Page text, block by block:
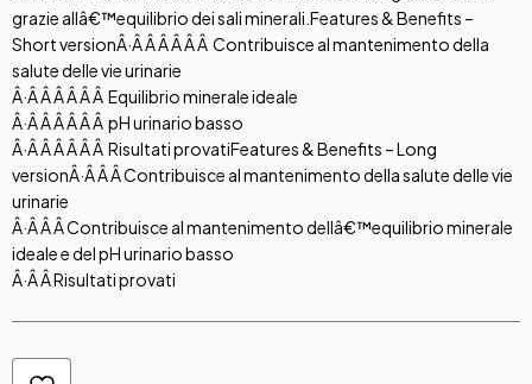
grazie allâ€™equilibrio dei sali minerali. Features & Benefits –
Short versionÂ·Â Â Â Â Â Â Contribuisce al mantenimento della
salute delle vie urinarie
Â·Â Â Â Â Â Â Equilibrio minerale ideale
Â·Â Â Â Â Â Â pH urinario basso
Â·Â Â Â Â Â Â Risultati provatiFeatures & Benefits – Long
versionÂ·Â Â Â Contribuisce al mantenimento della salute delle vie
urinarie
Â·Â Â Â Contribuisce al mantenimento dellâ€™equilibrio minerale
ideale e del pH urinario basso
Â·Â Â Risultati provati